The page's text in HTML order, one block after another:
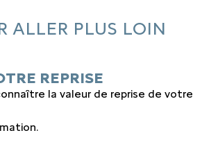
ALLER PLUS LOIN
REPRISE
la valeur de reprise de votre